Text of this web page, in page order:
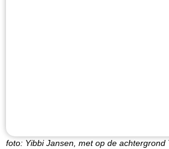
foto: Yibbi Jansen, met op de achtergrond